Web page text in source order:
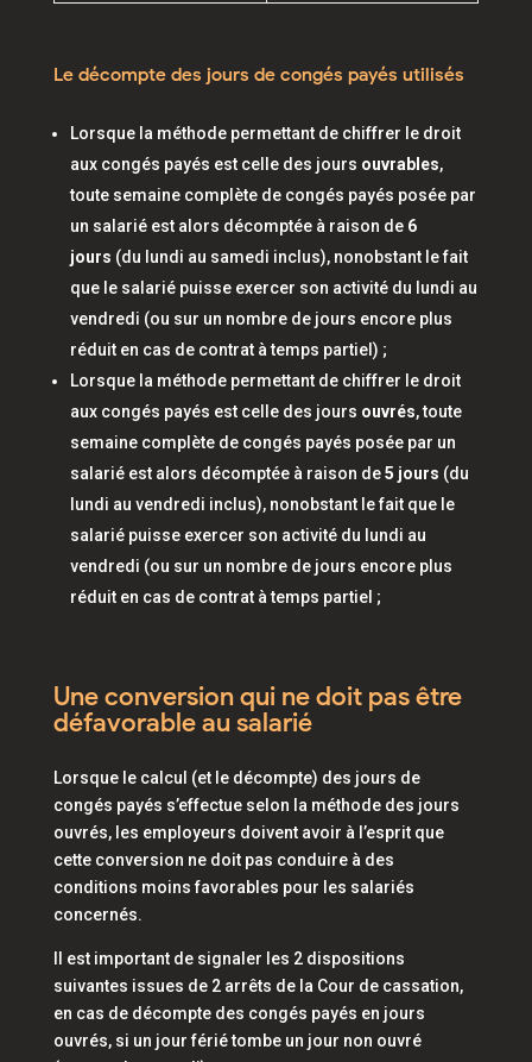
Le décompte des jours de congés payés utilisés
Lorsque la méthode permettant de chiffrer le droit
aux congés payés est celle des jours ouvrables,
toute semaine complète de congés payés posée par
un salarié est alors décomptée à raison de 6
jours (du lundi au samedi inclus), nonobstant le fait
que le salarié puisse exercer son activité du lundi au
vendredi (ou sur un nombre de jours encore plus
réduit en cas de contrat à temps partiel) ;
Lorsque la méthode permettant de chiffrer le droit
aux congés payés est celle des jours ouvrés, toute
semaine complète de congés payés posée par un
salarié est alors décomptée à raison de5 jours (du
lundi au vendredi inclus), nonobstant le fait que le
salarié puisse exercer son activité du lundi au
vendredi (ou sur un nombre de jours encore plus
réduit en cas de contrat à temps partiel ;
Une conversion qui ne doit pas être
défavorable au salarié
Lorsque le calcul (et le décompte) des jours de
congés payés s’effectue selon la méthode des jours
ouvrés, les employeurs doivent avoir à l’esprit que
cette conversion ne doit pas conduire à des
conditions moins favorables pour les salariés
concernés.
Il est important de signaler les 2 dispositions
suivantes issues de 2 arrêts de la Cour de cassation,
en cas de décompte des congés payés en jours
ouvrés, si un jour férié tombe un jour non ouvré